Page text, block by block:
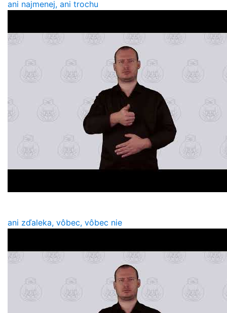
ani najmenej, ani trochu
ani zďaleka, vôbec, vôbec nie